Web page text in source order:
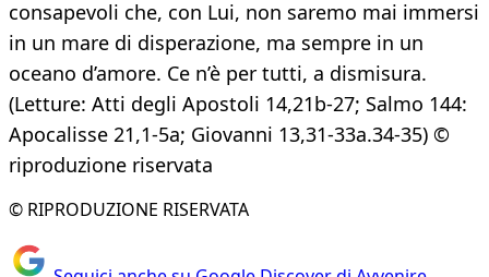
consapevoli che, con Lui, non saremo mai immersi
in un mare di disperazione, ma sempre in un
oceano d’amore. Ce n’è per tutti, a dismisura.
(Letture: Atti degli Apostoli 14,21b-27; Salmo 144:
Apocalisse 21,1-5a; Giovanni 13,31-33a.34-35) ©
riproduzione riservata
© RIPRODUZIONE RISERVATA